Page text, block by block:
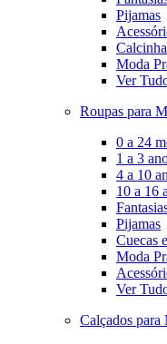
Pijamas
Moda
Ver
Roupas para
0 a 24
1 a 3
4 a 10
10 a 16
Pijamas
Cuecas
Moda
Ver
Calçados para